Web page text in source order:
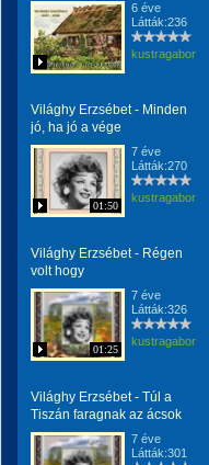
6 éve
Látták:236
kustragabor
Világhy Erzsébet - Minden
jó, ha jó a vége
01:50
7 éve
Látták:270
kustragabor
Világhy Erzsébet - Régen
volt hogy
01:25
7 éve
Látták:326
kustragabor
Világhy Erzsébet - Túl a
Tiszán faragnak az ácsok
7 éve
Látták:301